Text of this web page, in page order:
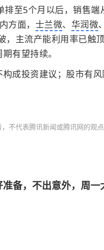
至5个月以后，销售端
方面， 士兰微、 华润微
，主流产能利用率已触
有望持续。
成投资建议；股市有风
不代表腾讯新闻或腾讯网的观点
备，不出意外，周一